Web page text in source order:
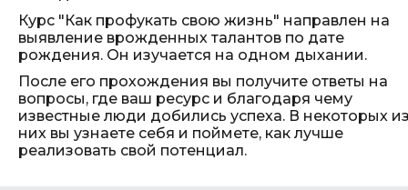
Курс "Как профукать свою жизнь" направлен на
выявление врожденных талантов по дате
рождения. Он изучается на одном дыхании.
После его прохождения вы получите ответы на
вопросы, где ваш ресурс и благодаря чему
известные люди добились успеха. В некоторых
них вы узнаете себя и поймете, как лучше
реализовать свой потенциал.